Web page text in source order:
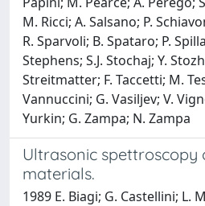
M. Ricci; A. Salsano; P.
R. Sparvoli; B. Spataro; P.
Stephens; S.J. Stochaj; Y.
Streitmatter; F. Taccetti; M.
Vannuccini; G. Vasiljev; V.
Yurkin; G. Zampa; N. Zampa
Ultrasonic spettroscopy
materials.
1989 E. Biagi; G. Castellini; L.